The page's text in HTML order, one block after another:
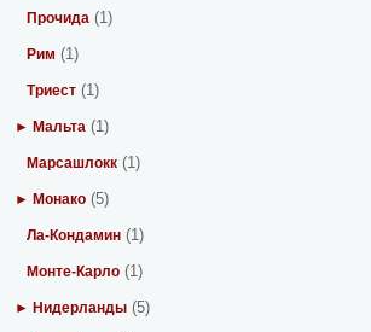
Прочида (1)
Рим (1)
Триест (1)
► Мальта (1)
Марсашлокк (1)
► Монако (5)
Ла-Кондамин (1)
Монте-Карло (1)
► Нидерланды (5)